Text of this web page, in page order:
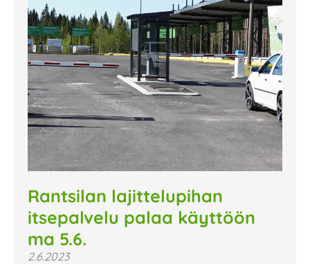
Rantsilan lajittelupihan
itsepalvelu palaa käyttöön
ma 5.6.
2.6.2023